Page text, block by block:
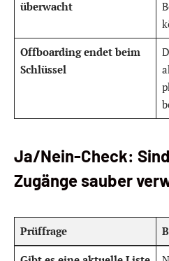
überwacht
Offboarding endet beim
Schlüssel
Ja/Nein-Check:
Zugänge sauber
Prüffrage